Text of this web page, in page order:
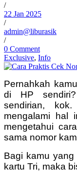
/
22 Jan 2025
/
admin@liburasik
/
0 Comment
Exclusive, Info
Pernahkah
di HP
sendirian,
mengalami hal
mengetahui
sama nomor
Bagi kamu
kartu Tri, maka